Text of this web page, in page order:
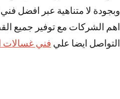
وبجودة لا متناهية عبر افضل
اهم الشركات مع توفير جميع
التواصل ايضا علي فني غسالات